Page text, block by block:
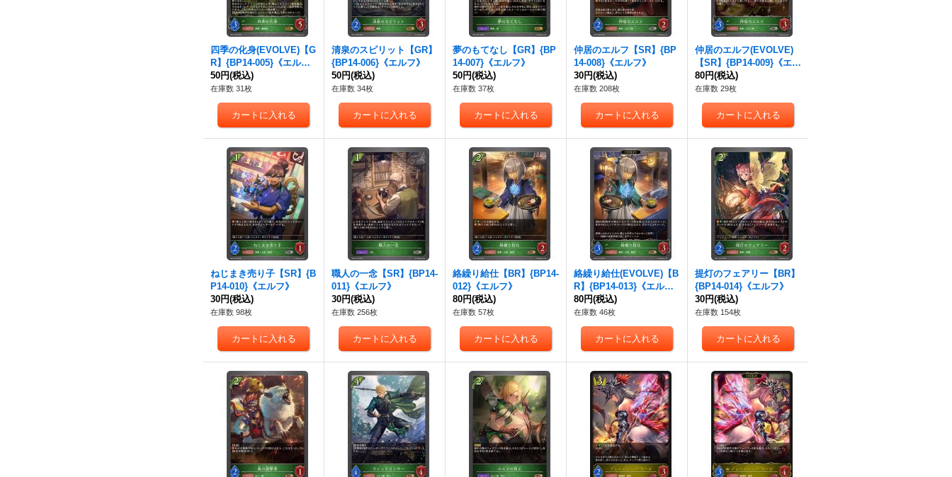
四季の化身(EVOLVE)【G
R】{BP14-005}《エル
フ》
50円(税込)
在庫数 31枚
清泉のスピリット【GR】
{BP14-006}《エルフ》
50円(税込)
在庫数 34枚
夢のもてなし【GR】{BP
14-007}《エルフ》
50円(税込)
在庫数 37枚
仲居のエルフ【SR】{BP
14-008}《エルフ》
30円(税込)
在庫数 208枚
仲居のエルフ(EVOLVE)
【SR】{BP14-009}《エル
フ》
80円(税込)
在庫数 29枚
ねじまき売り子【SR】{B
P14-010}《エルフ》
30円(税込)
在庫数 98枚
職人の一念【SR】{BP14-
011}《エルフ》
30円(税込)
在庫数 256枚
絡繰り給仕【BR】{BP14-
012}《エルフ》
80円(税込)
在庫数 57枚
絡繰り給仕(EVOLVE)【B
R】{BP14-013}《エル
フ》
80円(税込)
在庫数 46枚
提灯のフェアリー【BR】
{BP14-014}《エルフ》
30円(税込)
在庫数 154枚